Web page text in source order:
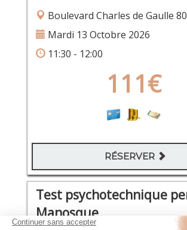
Boulevard Charles de Gaulle 80
Mardi 13 Octobre 2026
11:30 - 12:00
111€
RÉSERVER
Test psychotechnique
Manosque